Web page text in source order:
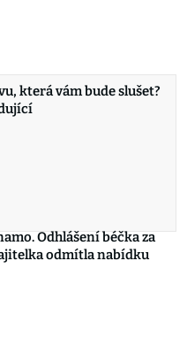
která vám bude slušet?
Odhlášení béčka za
odmítla nabídku